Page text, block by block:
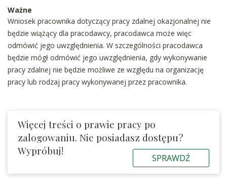
Ważne
Wniosek pracownika dotyczący pracy zdalnej okazjonalnej nie
będzie wiążący dla pracodawcy, pracodawca może więc
odmówić jego uwzględnienia. W szczególności pracodawca
będzie mógł odmówić jego uwzględnienia, gdy wykonywanie
pracy zdalnej nie będzie możliwe ze względu na organizację
pracy lub rodzaj pracy wykonywanej przez pracownika.
Więcej treści o prawie pracy po
zalogowaniu. Nie posiadasz dostępu?
Wypróbuj!
SPRAWDŹ